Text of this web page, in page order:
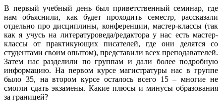
В первый учебный день был приветственный семинар, где
нам объяснили, как будет проходить семестр, рассказали
отдельно про дисциплины, конференции, мастер-классы (так
как я учусь на литературоведа/редактора у нас есть мастер-
классы от практикующих писателей, где они делятся со
студентами своим опытом), представили всех преподавателей.
Затем нас разделили по группам и дали более подробную
информацию. На первом курсе магистратуры нас в группе
было 35, на втором курсе осталось всего 15 – многие не
смогли сдать экзамены. Какие плюсы и минусы образования
за границей?